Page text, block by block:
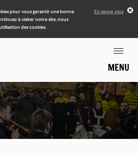
pour vous garantir une bonne
à visiter notre site, nous
des cookies.
En savoir plus
MENU